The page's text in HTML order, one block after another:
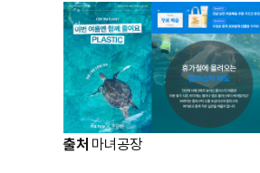
출처 마녀공장